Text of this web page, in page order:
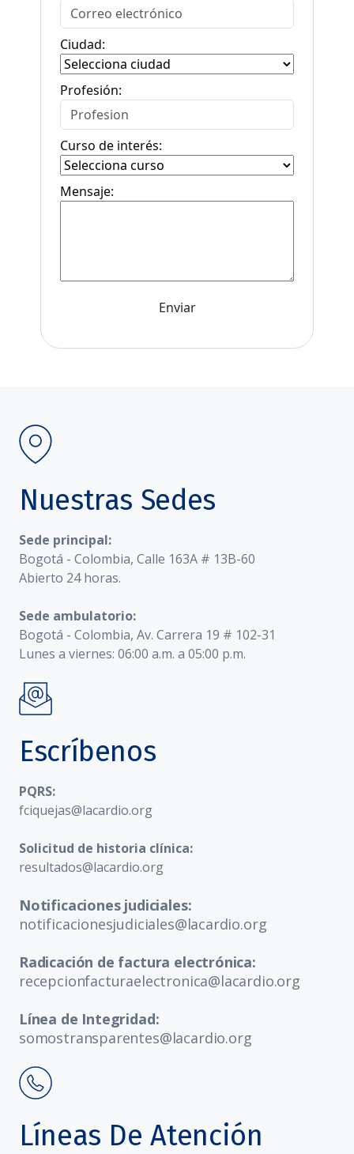
Ciudad:
Profesión:
Curso de interés:
Mensaje:
Nuestras Sedes
Sede principal:
Bogotá - Colombia, Calle 163A # 13B-60
Abierto 24 horas.
Sede ambulatorio:
Bogotá - Colombia, Av. Carrera 19 # 102-31
Lunes a viernes: 06:00 a.m. a 05:00 p.m.
Escríbenos
PQRS:
fciquejas@lacardio.org
Solicitud de historia clínica:
resultados@lacardio.org
Notificaciones judiciales:
notificacionesjudiciales@lacardio.org
Radicación de factura electrónica:
recepcionfacturaelectronica@lacardio.org
Línea de Integridad:
somostransparentes@lacardio.org
Líneas De Atención